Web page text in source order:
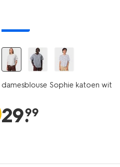
damesblouse Sophie katoen wit
29.
99